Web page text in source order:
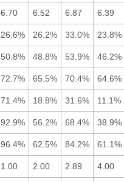
6.70 6.52 6.87 6.39
26.6% 26.2% 33.0% 23.8%
50.8% 48.8% 53.9% 46.2%
72.7% 65.5% 70.4% 64.6%
71.4% 18.8% 31.6% 11.1%
92.9% 56.2% 68.4% 38.9%
96.4% 62.5% 84.2% 61.1%
1.00 2.00 2.89 4.00